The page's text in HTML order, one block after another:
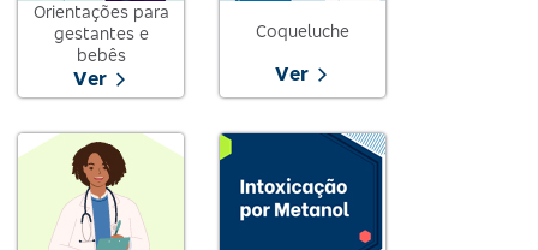
Orientações para
gestantes e
bebês
Ver
Coqueluche
Ver